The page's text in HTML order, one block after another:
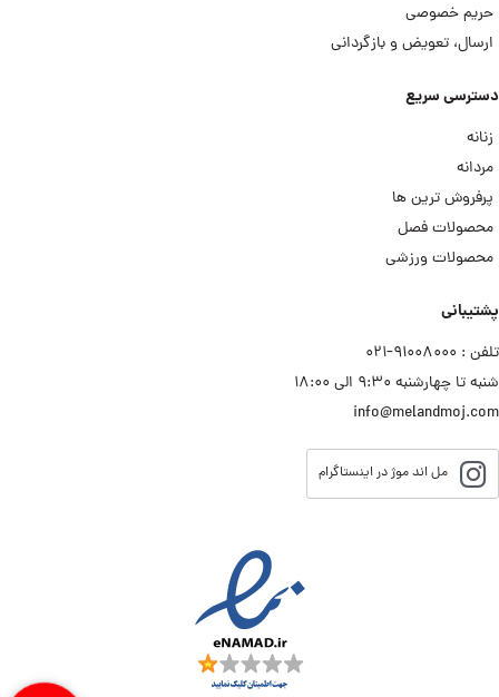
حریم خصوصی
ارسال، تعویض و بازگردانی
دسترسی سریع
زنانه
مردانه
پرفروش ترین ها
محصولات فصل
محصولات ورزشی
پشتیبانی
تلفن : ۹۱۰۰۸۰۰۰−۰۲۱
شنبه تا چهارشنبه ۹:۳۰ الی ۱۸:۰۰
info@melandmoj.com
مل اند موژ در اینستاگرام